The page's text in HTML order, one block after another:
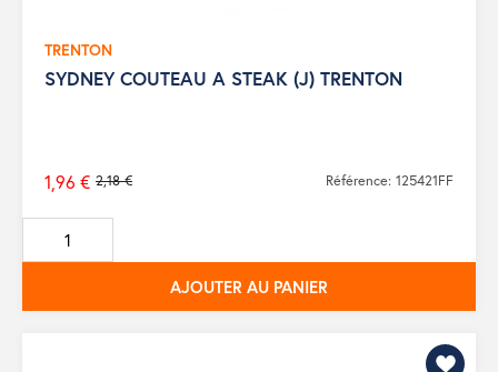
TRENTON
SYDNEY COUTEAU A STEAK (J) TRENTON
Prix
de
base
2,18 €
1,96 € Référence: 125421FF
AJOUTER AU PANIER